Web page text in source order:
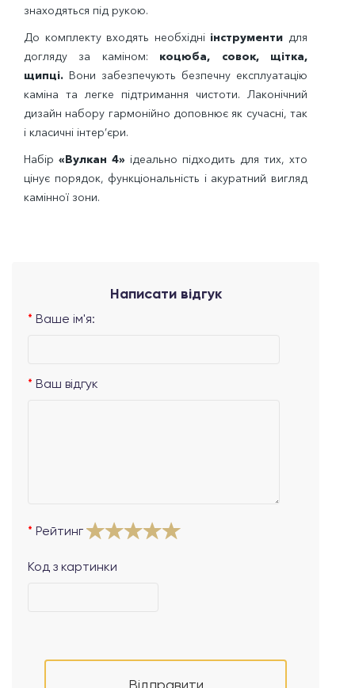
знаходяться під рукою.
До комплекту входять необхідніінструменти для
догляду за каміном: коцюба, совок, щітка,
щипці. Вони забезпечують безпечну експлуатацію
каміна та легке підтримання чистоти. Лаконічний
дизайн набору гармонійно доповнює як сучасні, так
і класичні інтер’єри.
Набір «Вулкан 4» ідеально підходить для тих, хто
цінує порядок, функціональність і акуратний вигляд
камінної зони.
Написати відгук
Ваше ім'я:
Ваш відгук
Рейтинг
Код з картинки